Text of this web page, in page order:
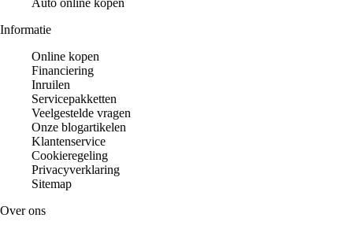
Informatie
Online kopen
Financiering
Inruilen
Servicepakketten
Veelgestelde vragen
Onze blogartikelen
Klantenservice
Cookieregeling
Privacyverklaring
Sitemap
Over ons